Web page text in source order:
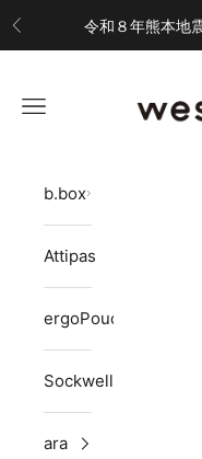
前へ 令和８年熊本地
メニューを開く
b.box
Attipas
ergoPouch
Sockwell
ara